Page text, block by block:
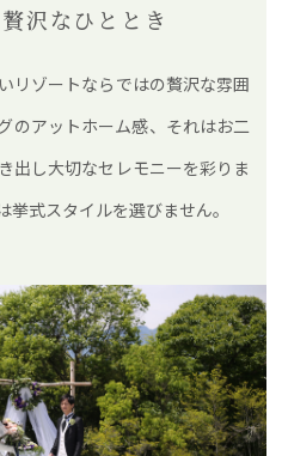
沢なひととき
リゾートならではの贅沢な雰囲
のアットホーム感、それはお二
出し大切なセレモニーを彩りま
式スタイルを選びません。